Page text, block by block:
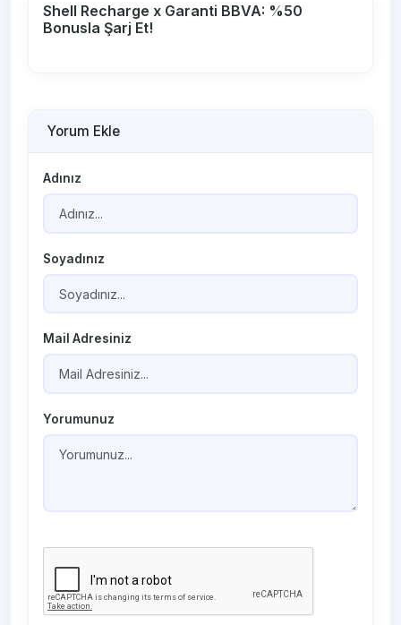
Shell Recharge x Garanti BBVA: %50
Bonusla Şarj Et!
Yorum Ekle
Adınız
Soyadınız
Mail Adresiniz
Yorumunuz